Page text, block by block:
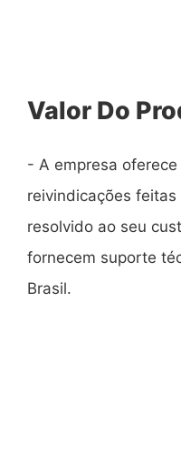
Valor Do
- A empresa
reivindicações
resolvido ao seu
fornecem suporte
Brasil.